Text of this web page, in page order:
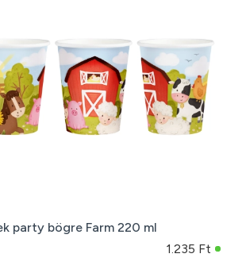
party bögre Farm 220 ml
1.235 Ft